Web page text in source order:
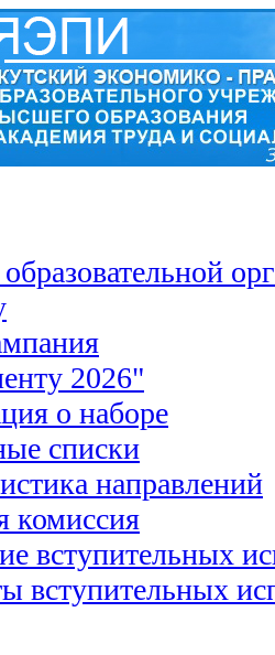
2026"
о наборе
списки
направлений
комиссия
вступительных
вступительных